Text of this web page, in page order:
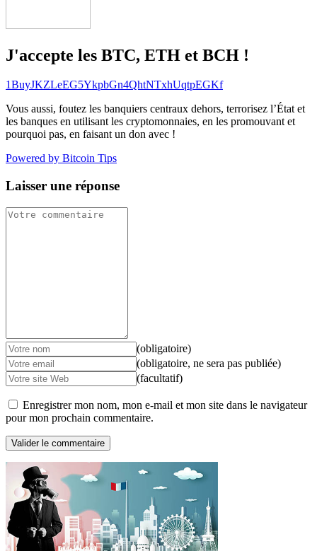
J'accepte les BTC, ETH et BCH !
1BuyJKZLeEG5YkpbGn4QhtNTxhUqtpEGKf
Vous aussi, foutez les banquiers centraux dehors, terrorisez l’État et
les banques en utilisant les cryptomonnaies, en les promouvant et
pourquoi pas, en faisant un don avec !
Powered by Bitcoin Tips
Laisser une réponse
(obligatoire)
(obligatoire, ne sera pas publiée)
(facultatif)
Enregistrer mon nom, mon e-mail et mon site dans le navigateur
pour mon prochain commentaire.